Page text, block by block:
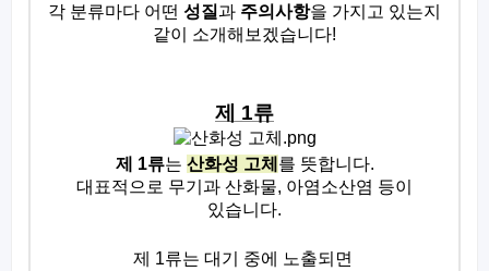
각 분류마다 어떤 성질과 주의사항을 가지고 있는지
같이 소개해보겠습니다!
제 1류
제 1류는 산화성 고체 를 뜻합니다.
대표적으로 무기과 산화물, 아염소산염 등이
있습니다.
제 1류는 대기 중에 노출되면